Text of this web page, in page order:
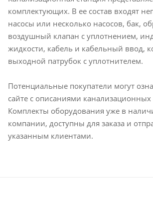
комплектующих. В ее состав входят
насосы или несколько насосов, бак,
воздушный клапан с уплотнением,
жидкости, кабель и кабельный ввод,
выходной патрубок с уплотнителем.
Потенциальные покупатели могут
сайте с описаниями канализационных
Комплекты оборудования уже в
компании, доступны для заказа и
указанным клиентами.